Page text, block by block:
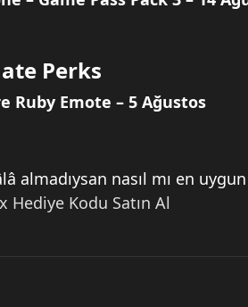
Perks
Ruby Emote – 5 Ağustos
almadıysan nasıl mı en
Hediye Kodu Satın Al